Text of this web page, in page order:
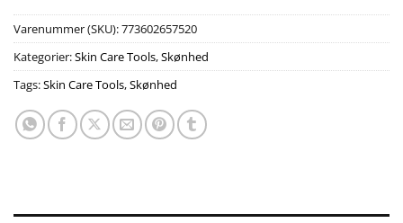
Varenummer (SKU):773602657520
Kategorier:Skin Care Tools,Skønhed
Tags:Skin Care Tools,Skønhed